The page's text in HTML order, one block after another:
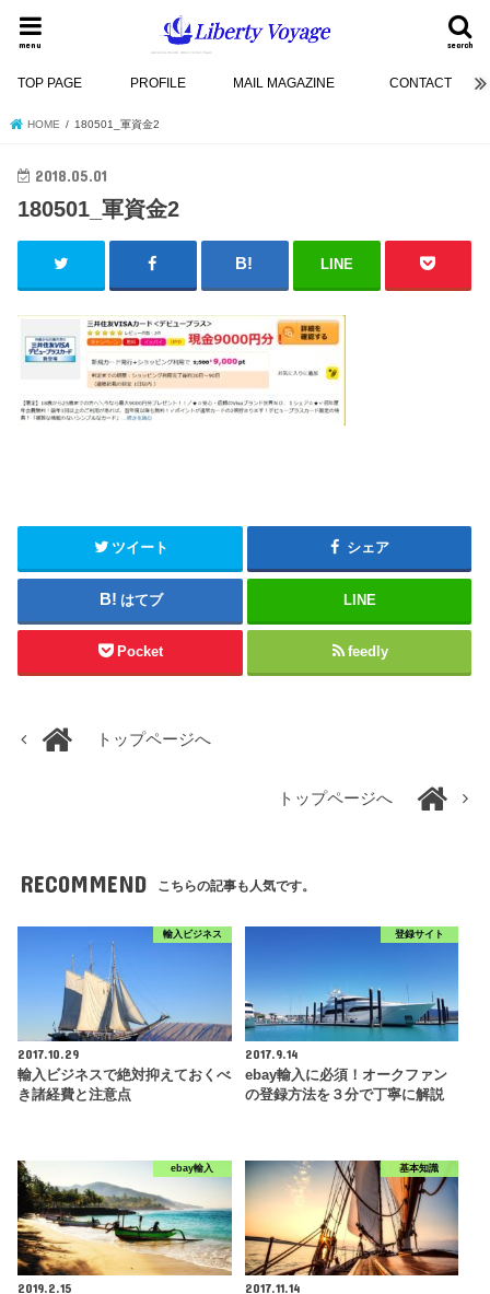
search
menu
TOP PAGE PROFILE MAIL MAGAZINE CONTACT
HOME 180501_軍資金2
2018.05.01
180501_軍資金2
LINE
ツイート シェア
はてブ LINE
Pocket feedly
トップページへ
トップページへ
RECOMMEND こちらの記事も人気です。
輸入ビジネス
2017.10.29
輸入ビジネスで絶対抑えておくべ
き諸経費と注意点
登録サイト
2017.9.14
ebay輸入に必須！オークファン
の登録方法を３分で丁寧に解説
ebay輸入
2019.2.15
基本知識
2017.11.14